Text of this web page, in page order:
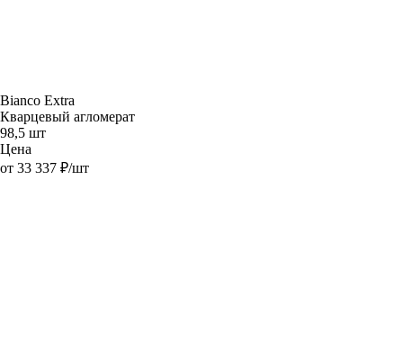
Bianco Extra
Кварцевый агломерат
98,5 шт
Цена
от 33 337 ₽/шт